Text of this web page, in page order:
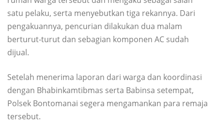
satu pelaku, serta menyebutkan tiga rekannya. Dari
pengakuannya, pencurian dilakukan dua malam
berturut-turut dan sebagian komponen AC sudah
dijual.
Setelah menerima laporan dari warga dan koordinasi
dengan Bhabinkamtibmas serta Babinsa setempat,
Polsek Bontomanai segera mengamankan para remaja
tersebut.